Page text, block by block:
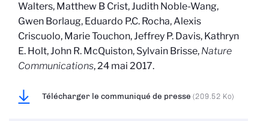
Walters, Matthew B Crist, Judith Noble-Wang,
Gwen Borlaug, Eduardo P.C. Rocha, Alexis
Criscuolo, Marie Touchon, Jeffrey P. Davis, Kathryn
E. Holt, John R. McQuiston, Sylvain Brisse, Nature
Communications, 24 mai 2017.
Télécharger le communiqué de presse (209.52 Ko)